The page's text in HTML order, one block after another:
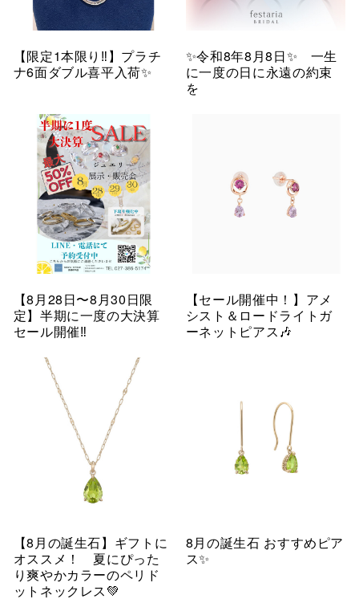
【限定1本限り‼︎】プラチ
ナ6面ダブル喜平入荷✨
✨令和8年8月8日✨ 一生
に一度の日に永遠の約束
を
【8月28日〜8月30日限
定】半期に一度の大決算
セール開催‼︎
【セール開催中！】アメ
シスト＆ロードライトガ
ーネットピアス🎶
【8月の誕生石】ギフトに
オススメ！ 夏にぴった
り爽やかカラーのペリド
ットネックレス💚
8月の誕生石 おすすめピア
ス✨